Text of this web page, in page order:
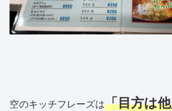
空のキッチフレーズは「目方は